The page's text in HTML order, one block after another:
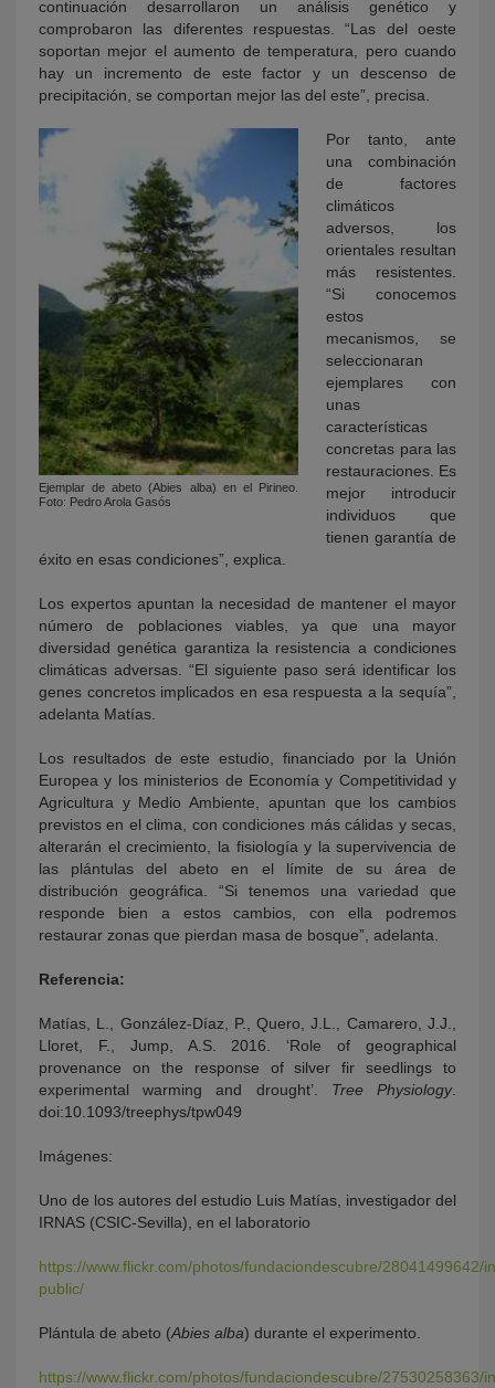
continuación desarrollaron un análisis genético y
comprobaron las diferentes respuestas. “Las del oeste
soportan mejor el aumento de temperatura, pero cuando
hay un incremento de este factor y un descenso de
precipitación, se comportan mejor las del este”, precisa.
Ejemplar de abeto (Abies alba) en el Pirineo.
Foto: Pedro Arola Gasós
Por tanto, ante
una combinación
de factores
climáticos
adversos, los
orientales resultan
más resistentes.
“Si conocemos
estos
mecanismos, se
seleccionaran
ejemplares con
unas
características
concretas para las
restauraciones. Es
mejor introducir
individuos que
tienen garantía de
éxito en esas condiciones”, explica.
Los expertos apuntan la necesidad de mantener el mayor
número de poblaciones viables, ya que una mayor
diversidad genética garantiza la resistencia a condiciones
climáticas adversas. “El siguiente paso será identificar los
genes concretos implicados en esa respuesta a la sequía”,
adelanta Matías.
Los resultados de este estudio, financiado por la Unión
Europea y los ministerios de Economía y Competitividad y
Agricultura y Medio Ambiente, apuntan que los cambios
previstos en el clima, con condiciones más cálidas y secas,
alterarán el crecimiento, la fisiología y la supervivencia de
las plántulas del abeto en el límite de su área de
distribución geográfica. “Si tenemos una variedad que
responde bien a estos cambios, con ella podremos
restaurar zonas que pierdan masa de bosque”, adelanta.
Referencia:
Matías, L., González-Díaz, P., Quero, J.L., Camarero, J.J.,
Lloret, F., Jump, A.S. 2016. ‘Role of geographical
provenance on the response of silver fir seedlings to
experimental warming and drought’. Tree Physiology.
doi:10.1093/treephys/tpw049
Imágenes:
Uno de los autores del estudio Luis Matías, investigador del
IRNAS (CSIC-Sevilla), en el laboratorio
https://www.flickr.com/photos/fundaciondescubre/28041499642/
public/
Plántula de abeto (Abies alba) durante el experimento.
https://www.flickr.com/photos/fundaciondescubre/27530258363/